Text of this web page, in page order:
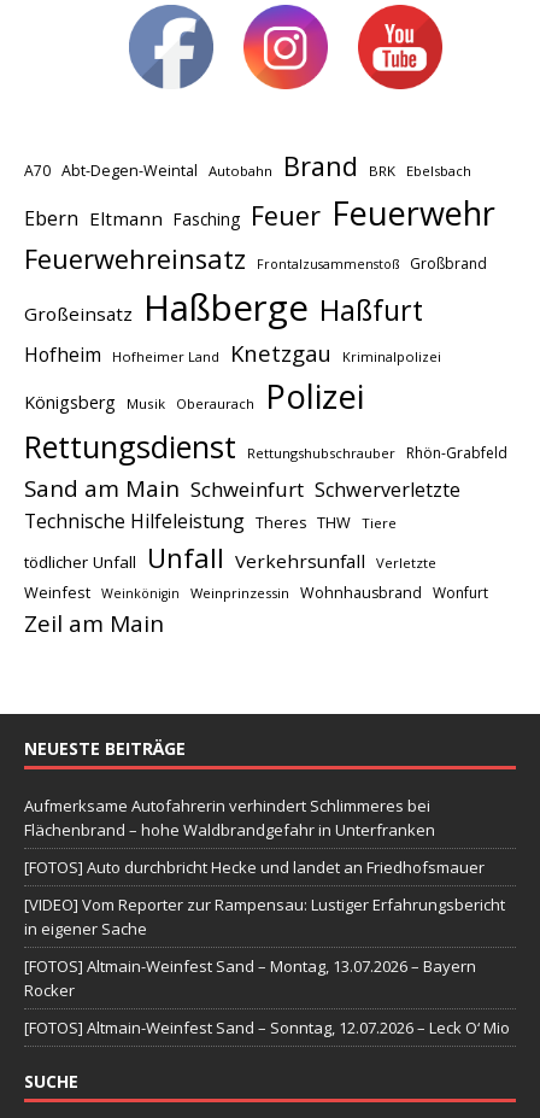
A70 Abt-Degen-Weintal Autobahn Brand BRK Ebelsbach
Ebern Eltmann Fasching Feuer Feuerwehr
Feuerwehreinsatz Frontalzusammenstoß Großbrand
Großeinsatz Haßberge Haßfurt
Hofheim Hofheimer Land Knetzgau Kriminalpolizei
Königsberg Musik Oberaurach Polizei
Rettungsdienst Rettungshubschrauber Rhön-Grabfeld
Sand am Main Schweinfurt Schwerverletzte
Technische Hilfeleistung Theres THW Tiere
tödlicher Unfall Unfall Verkehrsunfall Verletzte
Weinfest Weinkönigin Weinprinzessin Wohnhausbrand Wonfurt
Zeil am Main
NEUESTE BEITRÄGE
Aufmerksame Autofahrerin verhindert Schlimmeres bei
Flächenbrand – hohe Waldbrandgefahr in Unterfranken
[FOTOS] Auto durchbricht Hecke und landet an Friedhofsmauer
[VIDEO] Vom Reporter zur Rampensau: Lustiger Erfahrungsbericht
in eigener Sache
[FOTOS] Altmain-Weinfest Sand – Montag, 13.07.2026 – Bayern
Rocker
[FOTOS] Altmain-Weinfest Sand – Sonntag, 12.07.2026 – Leck O‘ Mio
SUCHE